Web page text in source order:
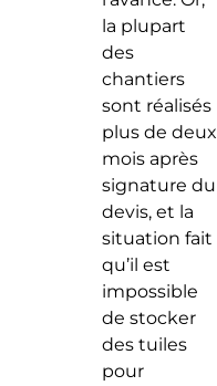
la plupart
des
chantiers
sont réalisés
plus de deux
mois après
signature du
devis, et la
situation fait
qu’il est
impossible
de stocker
des tuiles
pour